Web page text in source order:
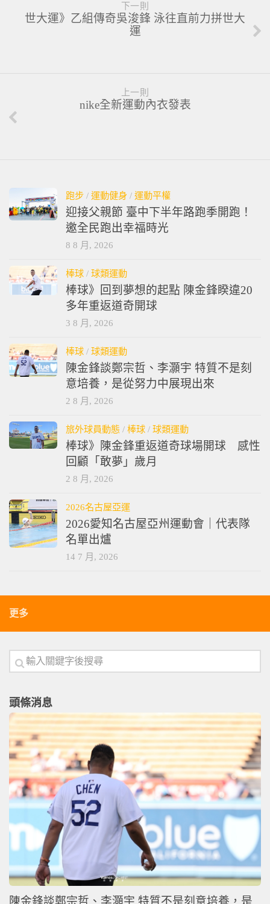
下一則
世大運》乙組傳奇吳浚鋒 泳往直前力拼世大
運
上一則
nike全新運動內衣發表
跑步 / 運動健身 / 運動平權
迎接父親節 臺中下半年路跑季開跑！
邀全民跑出幸福時光
8 8 月, 2026
棒球 / 球類運動
棒球》回到夢想的起點 陳金鋒睽違20
多年重返道奇開球
3 8 月, 2026
棒球 / 球類運動
陳金鋒談鄭宗哲、李灝宇 特質不是刻
意培養，是從努力中展現出來
2 8 月, 2026
旅外球員動態 / 棒球 / 球類運動
棒球》陳金鋒重返道奇球場開球 感性
回顧「敢夢」歲月
2 8 月, 2026
2026名古屋亞運
2026愛知名古屋亞州運動會｜代表隊
名單出爐
14 7 月, 2026
更多
頭條消息